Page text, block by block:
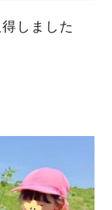
しました